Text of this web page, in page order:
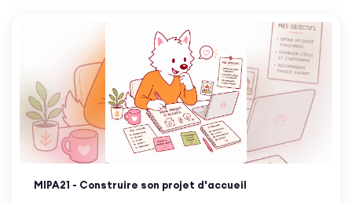
MIPA21 - Construire son projet d'accueil